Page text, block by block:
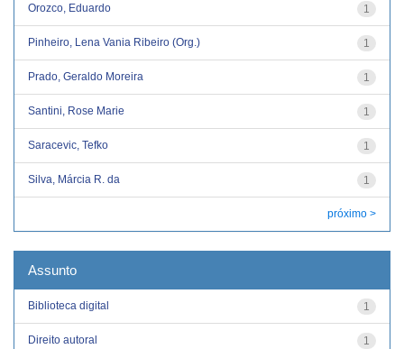
1
Orozco, Eduardo
1
Pinheiro, Lena Vania Ribeiro (Org.)
1
Prado, Geraldo Moreira
1
Santini, Rose Marie
1
Saracevic, Tefko
1
Silva, Márcia R. da
próximo >
Assunto
1
Biblioteca digital
1
Direito autoral